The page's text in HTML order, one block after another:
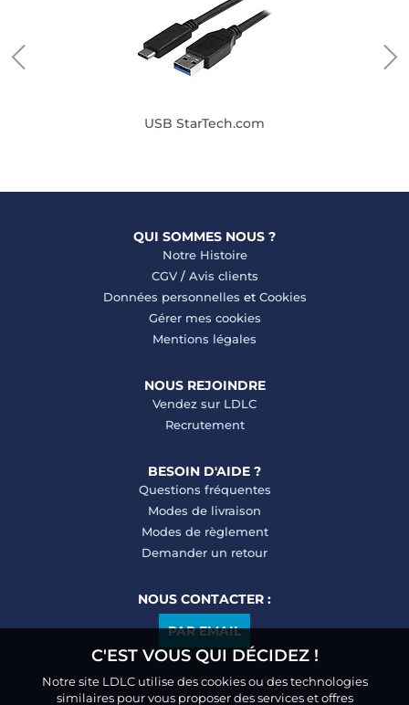
USB StarTech.com
QUI SOMMES NOUS ?
Notre Histoire
CGV/ Avis clients
Données personnelles et Cookies
Gérer mes cookies
Mentions légales
NOUS REJOINDRE
Vendez sur LDLC
Recrutement
BESOIN D'AIDE ?
Questions fréquentes
Modes de livraison
Modes de règlement
Demander un retour
NOUS CONTACTER :
PAR EMAIL
C'EST VOUS QUI DÉCIDEZ !
Notre site LDLC utilise des cookies ou des technologies
similaires pour vous proposer des services et offres